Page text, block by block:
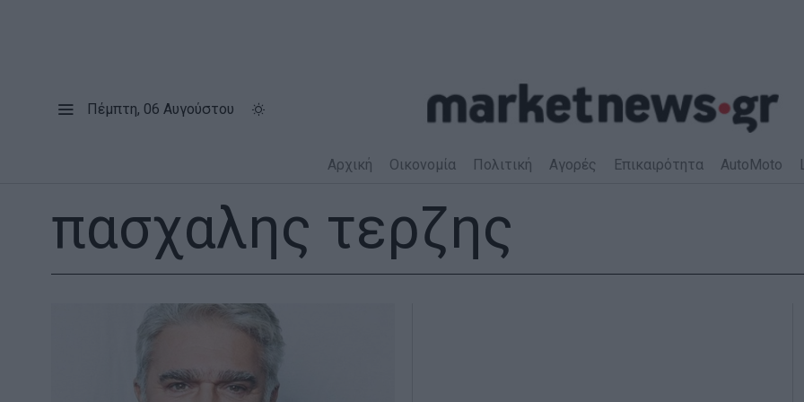
Πέμπτη, 06 Αυγούστου
Αρχική Οικονομία Πολιτική Αγορές Επικαιρότητα AutoMoto
πασχαλης τερζης